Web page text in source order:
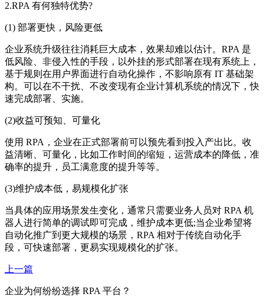
2.RPA 有何独特优势?
(1) 部署更快，风险更低
企业系统升级往往消耗巨大成本，效果却难以估计。RPA 是
低风险、非侵入性的手段，以外挂的形式部署在现有系统上，
基于规则在用户界面进行自动化操作，不影响原有 IT 基础架
构。可以在不干扰、不改变现有企业计算机系统的情况下，快
速完成部署、实施。
(2)收益可预知、可量化
使用 RPA，企业在正式部署前可以预先看到投入产出比。收
益清晰、可量化，比如工作时间的缩短，运营成本的降低，准
确率的提升，员工满意度的提升等等。
(3)维护成本低，易规模化扩张
当具体的应用场景发生变化，通常只需要业务人员对 RPA 机
器人进行简单的调试即可完成，维护成本更低;当企业希望将
自动化推广到更大规模的场景，RPA 相对于传统自动化手
段，可快速部署，更易实现规模化的扩张。
上一篇
企业为何纷纷选择 RPA 平台？